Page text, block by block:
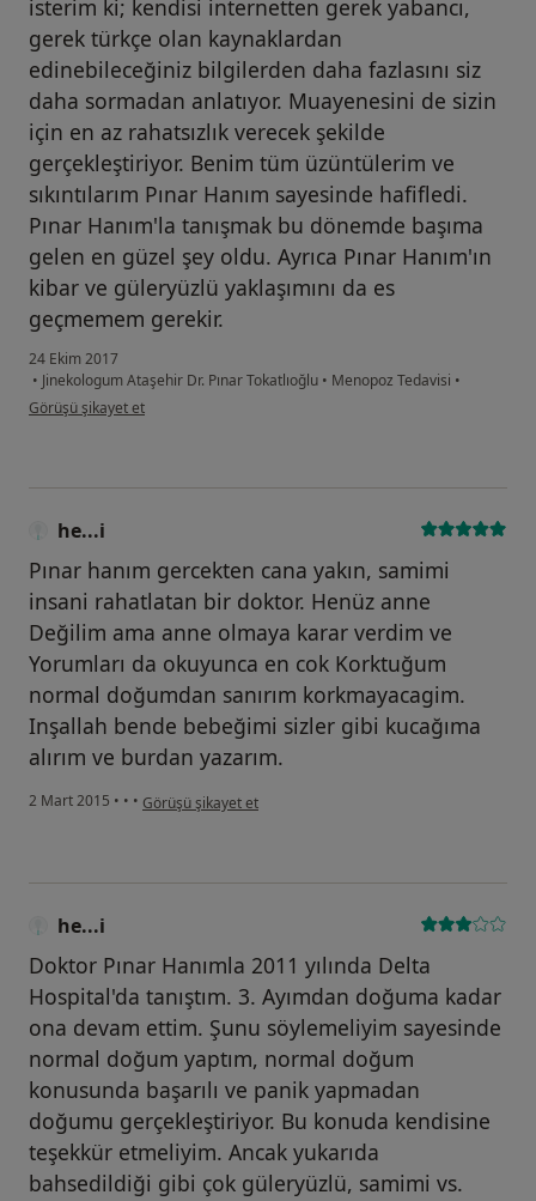
isterim ki; kendisi internetten gerek yabancı,
gerek türkçe olan kaynaklardan
edinebileceğiniz bilgilerden daha fazlasını siz
daha sormadan anlatıyor. Muayenesini de sizin
için en az rahatsızlık verecek şekilde
gerçekleştiriyor. Benim tüm üzüntülerim ve
sıkıntılarım Pınar Hanım sayesinde hafifledi.
Pınar Hanım'la tanışmak bu dönemde başıma
gelen en güzel şey oldu. Ayrıca Pınar Hanım'ın
kibar ve güleryüzlü yaklaşımını da es
geçmemem gerekir.
24 Ekim 2017
• Jinekologum Ataşehir Dr. Pınar Tokatlıoğlu • Menopoz Tedavisi •
kullanıcının görüşüne göre iş...ç
Görüşü şikayet et
he...i
Pınar hanım gercekten cana yakın, samimi
insani rahatlatan bir doktor. Henüz anne
Değilim ama anne olmaya karar verdim ve
Yorumları da okuyunca en cok Korktuğum
normal doğumdan sanırım korkmayacagim.
Inşallah bende bebeğimi sizler gibi kucağıma
alırım ve burdan yazarım.
2 Mart 2015 • • • kullanıcının görüşüne göre he...i
Görüşü şikayet et
he...i
Doktor Pınar Hanımla 2011 yılında Delta
Hospital'da tanıştım. 3. Ayımdan doğuma kadar
ona devam ettim. Şunu söylemeliyim sayesinde
normal doğum yaptım, normal doğum
konusunda başarılı ve panik yapmadan
doğumu gerçekleştiriyor. Bu konuda kendisine
teşekkür etmeliyim. Ancak yukarıda
bahsedildiği gibi çok güleryüzlü, samimi vs.